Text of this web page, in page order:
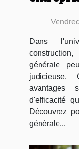
Dans
générale
judicieuse.
avantages
d'efficacité
Découvrez
générale...